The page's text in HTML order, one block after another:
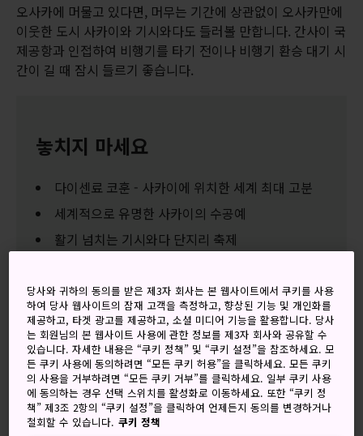
오사카에 머물고 있다면, 머무는 기간에 상관없이 오사카만에
이웃한 도시 사카이와 기시와다도 들러볼 만합니다. 간사이 국
제공항과 인접하여 비행기를 타기 전이나 비행기 환승 대기 시
간이 길 때 잠시 들르기 좋습니다.
놓치지 마세요
다이센료 코훈 - 사카이에 위치한 세계 최대 고분
세계적으로 유명한 사카이의 수공예
활기 넘치는 기시와다 단지리 축제
오시는 길
사카이와 기시와다는 오사카 동남쪽 간사이 국제공항으로 가
는 길에 있습니다.
두 도시는 오사카에서 1시간 내로 갈 수 있으며 난카이 또는
JR 한와선을 타고 텐노지역에 내리거나 공항에서 직접 찾아갈
당사와 귀하의 동의를 받은 제3자 회사는 본 웹사이트에서 쿠키를 사용
하여 당사 웹사이트의 잠재 고객을 측정하고, 향상된 기능 및 개인화를
제공하고, 타겟 광고를 제공하고, 소셜 미디어 기능을 활용합니다. 당사
는 회원님의 본 웹사이트 사용에 관한 정보를 제3자 회사와 공유할 수
있습니다. 자세한 내용은 “쿠키 정책” 및 “쿠키 설정”을 참조하세요. 모
든 쿠키 사용에 동의하려면 “모든 쿠키 허용”을 클릭하세요. 모든 쿠키
의 사용을 거부하려면 “모든 쿠키 거부”를 클릭하세요. 일부 쿠키 사용
에 동의하는 경우 선택 스위치를 활성화로 이동하세요. 또한 “쿠키 정
책” 제3조 2항의 “쿠키 설정”을 클릭하여 언제든지 동의를 변경하거나
철회할 수 있습니다. 쿠키 정책